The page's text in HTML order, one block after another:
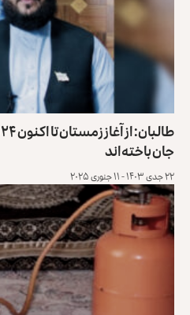
جان باخته‌اند
۲۲ جدی ۱۴۰۳ - ۱۱ جنوری ۲۰۲۵